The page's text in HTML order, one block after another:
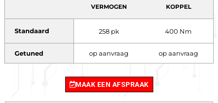
VERMOGEN KOPPEL
Standaard 258 pk 400 Nm
Getuned op aanvraag op aanvraag
MAAK EEN AFSPRAAK